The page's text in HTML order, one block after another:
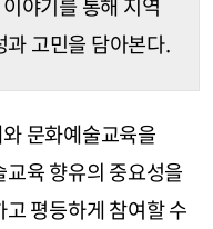
고민을 담아본다.
문화예술교육을
육 향유의 중요성을
평등하게 참여할 수